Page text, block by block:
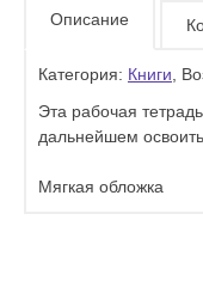
Описание
Категория: Книги ,
Эта рабочая
дальнейшем
Мягкая обложка